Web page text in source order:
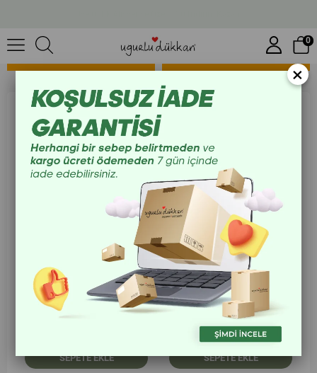
0
FILTRELEME
30 Cm Oymalı Ahşap
Tütsülük
₺150,00
SEPETE EKLE
35 Cm Ahşap Kayık Tütsülük
₺150,00
SEPETE EKLE
×